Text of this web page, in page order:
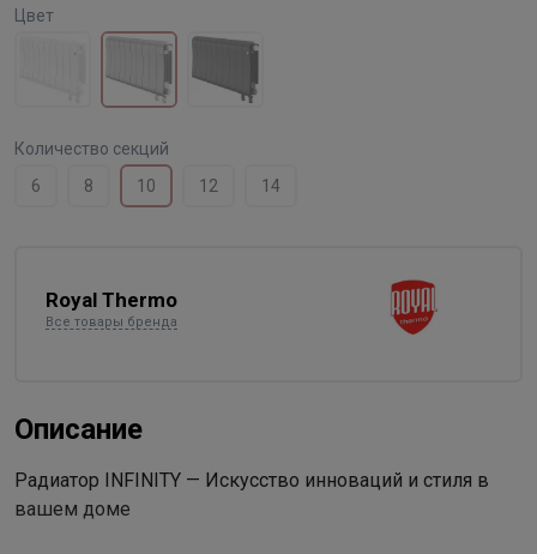
Цвет
Количество секций
6
8 10 12 14
Royal Thermo
Все товары бренда
Описание
Радиатор INFINITY — Искусство инноваций и стиля в
вашем доме